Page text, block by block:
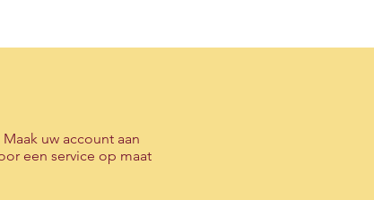
Maak uw accountaan
een service op maat